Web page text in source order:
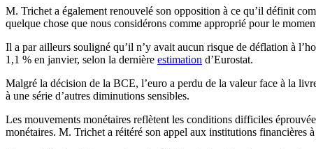
M. Trichet a également renouvelé son opposition à ce qu’il définit
quelque chose que nous considérons comme approprié pour le
Il a par ailleurs souligné qu’il n’y avait aucun risque de déflation à
1,1 % en janvier, selon la dernière estimation d’Eurostat.
Malgré la décision de la BCE, l’euro a perdu de la valeur face à la
à une série d’autres diminutions sensibles.
Les mouvements monétaires reflètent les conditions difficiles
monétaires. M. Trichet a réitéré son appel aux institutions financières